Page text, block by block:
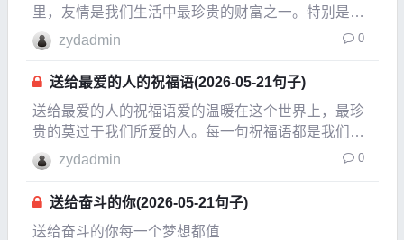
里，友情是我们生活中最珍贵的财富之一。特别是与
闺蜜之间的情谊，更是如同醇厚的美酒，随着时间的
推移愈发香醇。每当我们心情低落，或是遇到挫折
时，总能想到那个愿意倾听、陪伴的她。我们的友谊
zydadmin 0
送给最爱的人的祝福语(2026-05-21句子)
送给最爱的人的祝福语爱的温暖在这个世界上，最珍
贵的莫过于我们所爱的人。每一句祝福语都是我们对
他们深情的表达。无论是节日、生日，还是平常的日
子，适时的祝福能够让心与心之间的距离更加贴近，
温暖彼此的心灵。生日的祝福在生日这个特别的日子
里，一句简
zydadmin 0
送给奋斗的你(2026-05-21句子)
送给奋斗的你每一个梦想都值